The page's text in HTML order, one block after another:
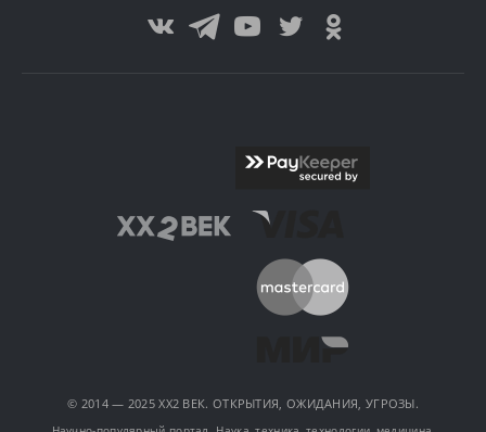
© 2014 — 2025 XX2 ВЕК. ОТКРЫТИЯ, ОЖИДАНИЯ, УГРОЗЫ.